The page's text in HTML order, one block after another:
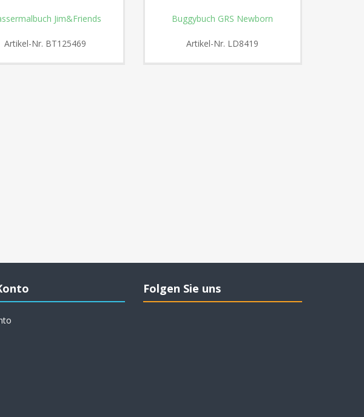
Jim&Friends
Artikel-Nr. BT125469
Buggybuch GRS Newborn
Artikel-Nr. LD8419
Folgen Sie uns